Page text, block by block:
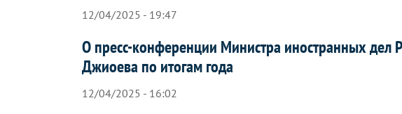
12/04/2025 - 19:47
О пресс-конференции Министра иностранных
Джиоева по итогам года
12/04/2025 - 16:02